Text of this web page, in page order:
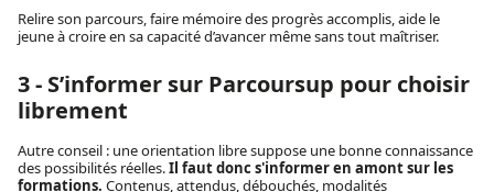
Relire son parcours, faire mémoire des progrès accomplis, aide le
jeune à croire en sa capacité d’avancer même sans tout maîtriser.
3 - S’informer sur Parcoursup pour choisir
librement
Autre conseil : une orientation libre suppose une bonne connaissance
des possibilités réelles.Il faut donc s'informer en amont sur les
formations. Contenus, attendus, débouchés, modalités